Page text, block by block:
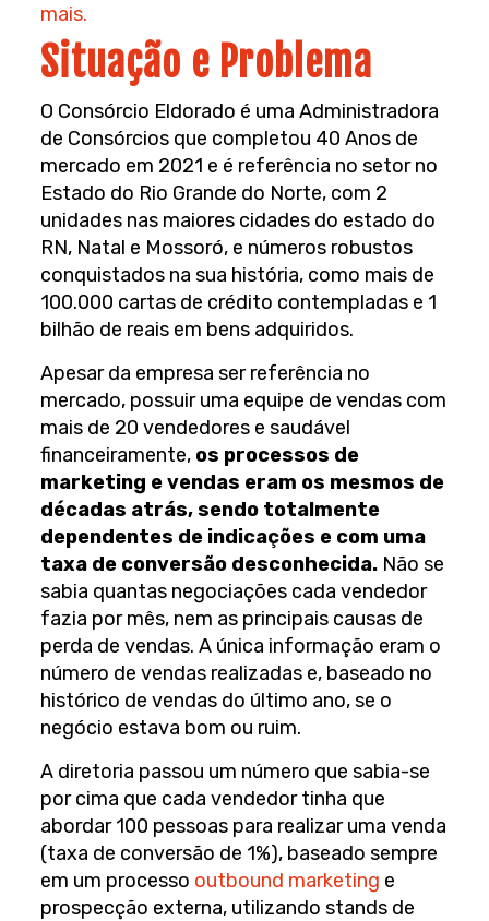
mais.
Situação e Problema
O Consórcio Eldorado é uma Administradora
de Consórcios que completou 40 Anos de
mercado em 2021 e é referência no setor no
Estado do Rio Grande do Norte, com 2
unidades nas maiores cidades do estado do
RN, Natal e Mossoró, e números robustos
conquistados na sua história, como mais de
100.000 cartas de crédito contempladas e 1
bilhão de reais em bens adquiridos.
Apesar da empresa ser referência no
mercado, possuir uma equipe de vendas com
mais de 20 vendedores e saudável
financeiramente, os processos de
marketing e vendas eram os mesmos de
décadas atrás, sendo totalmente
dependentes de indicações e com uma
taxa de conversão desconhecida.Não se
sabia quantas negociações cada vendedor
fazia por mês, nem as principais causas de
perda de vendas. A única informação eram o
número de vendas realizadas e, baseado no
histórico de vendas do último ano, se o
negócio estava bom ou ruim.
A diretoria passou um número que sabia-se
por cima que cada vendedor tinha que
abordar 100 pessoas para realizar uma venda
(taxa de conversão de 1%), baseado sempre
em um processo outbound marketing e
prospecção externa, utilizando stands de